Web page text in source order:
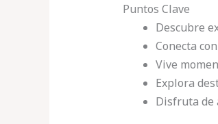
Puntos Clave
Descubre
Conecta con
Vive
Explora
Disfruta de